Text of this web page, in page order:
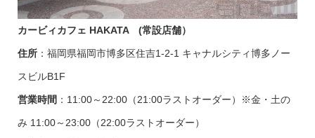
カービィカフェ HAKATA (常設店舗）
住所：福岡県福岡市博多区住吉1-2-1 キャナルシティ博多ノー
スビルB1F
営業時間 ：11:00～22:00（21:00ラストオーダー）※金・土の
み 11:00～23:00（22:00ラストオーダー）